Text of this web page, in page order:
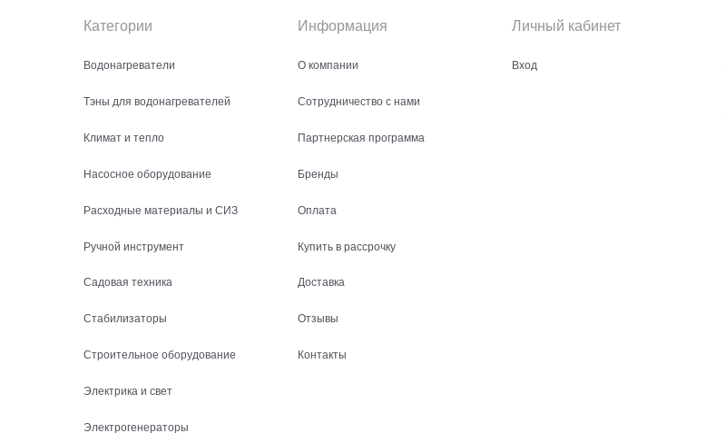
Категории
Водонагреватели
Тэны для водонагревателей
Климат и тепло
Насосное оборудование
Расходные материалы и СИЗ
Ручной инструмент
Садовая техника
Стабилизаторы
Строительное оборудование
Электрика и свет
Электрогенераторы
Информация
О компании
Сотрудничество с нами
Партнерская программа
Бренды
Оплата
Купить в рассрочку
Доставка
Отзывы
Контакты
Личный кабинет
Вход